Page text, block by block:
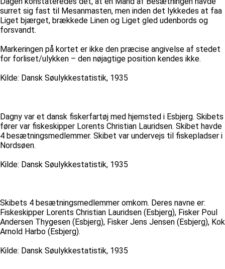
surret sig fast til Mesanmasten, men inden det lykkedes at faa
Liget bjærget, brækkede Linen og Liget gled udenbords og
forsvandt.
Markeringen på kortet er ikke den præcise angivelse af stedet
for forliset/ulykken – den nøjagtige position kendes ikke.
Kilde: Dansk Søulykkestatistik, 1935
Dagny var et dansk fiskerfartøj med hjemsted i Esbjerg. Skibets
fører var fiskeskipper Lorents Christian Lauridsen. Skibet havde
4 besætningsmedlemmer. Skibet var undervejs til fiskepladser i
Nordsøen.
Kilde: Dansk Søulykkestatistik, 1935
Skibets 4 besætningsmedlemmer omkom. Deres navne er:
Fiskeskipper Lorents Christian Lauridsen (Esbjerg), Fisker Poul
Andersen Thygesen (Esbjerg), Fisker Jens Jensen (Esbjerg), Kok
Arnold Harbo (Esbjerg).
Kilde: Dansk Søulykkestatistik, 1935